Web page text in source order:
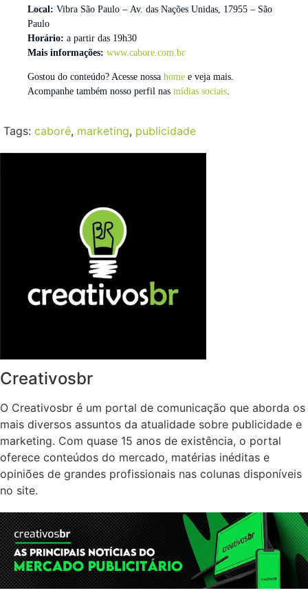
Local: Vibra São Paulo – Av. das Nações Unidas, 17955 – São
Paulo
Horário: a partir das 19h30
Mais informações: www.cabore.com.br
Gostou do conteúdo? Acesse nossa home e veja mais.
Acompanhe também nosso perfil nas mídias sociais.
Tags: caboré, marketing, publicidade
Creativosbr
O Creativosbr é um portal de comunicação que aborda os
mais diversos assuntos da atualidade sobre publicidade e
marketing. Com quase 15 anos de existência, o portal
oferece conteúdos do mercado, matérias inéditas e
opiniões de grandes profissionais nas colunas disponíveis
no site.